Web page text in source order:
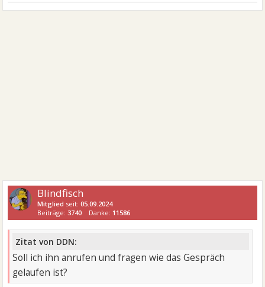
Blindfisch
Mitglied seit:05.09.2024
Beiträge: 3740 Danke: 11586
Zitat von DDN:
Soll ich ihn anrufen und fragen wie das Gespräch
gelaufen ist?